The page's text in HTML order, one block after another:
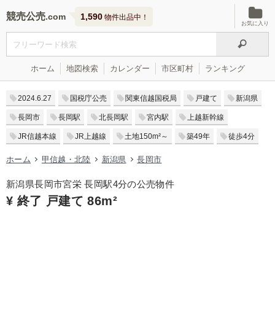
競売公売 1,590 物件出品中！
お気に入り
ホーム 地図検索 カレンダー 市区町村 ランキング
2024.6.27 国税庁公売 関東信越国税局 戸建て 新潟県
長岡市 長岡駅 北長岡駅 宮内駅 上越新幹線
JR信越本線 JR上越線 土地150m²～ 築49年 徒歩4分
ホーム 甲信越・北陸 新潟県 長岡市
新潟県長岡市宮栄 長岡駅4分の公売物件
¥ 終了 戸建て 86m²